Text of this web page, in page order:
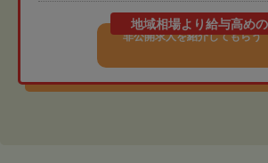
地域相場より給与高めの
非公開求人を紹介してもらう